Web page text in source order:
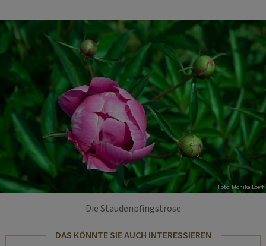
Foto: Monika Loeff
Die Staudenpfingstrose
DAS KÖNNTE SIE AUCH INTERESSIEREN